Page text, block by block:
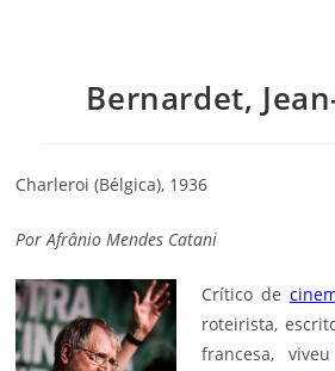
Bernardet,
Charleroi (Bélgica), 1936
PorAfrânio Mendes Catani
Crítico de
roteirista,
francesa,